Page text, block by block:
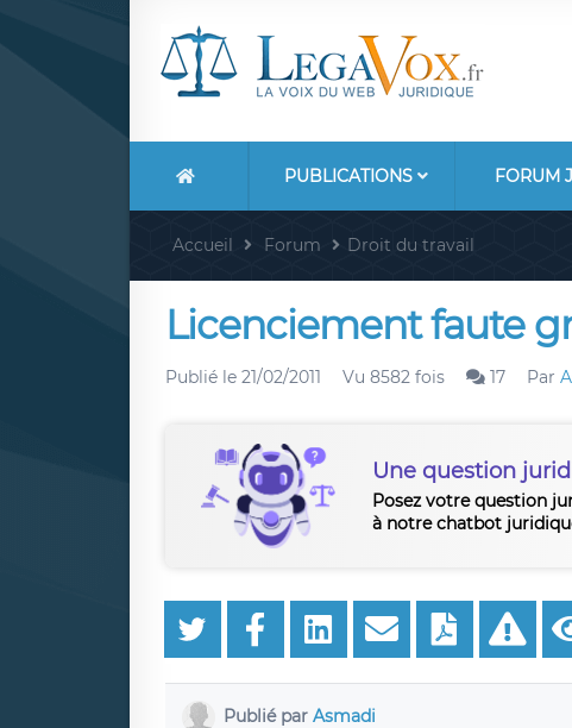
PUBLICATIONS FORUM
Accueil Forum Droit du travail
Licenciement faute
Publié le 21/02/2011 Vu 8582 fois 17 Par
Une question
Posez votre question
à notre chatbot
Publié par Asmadi